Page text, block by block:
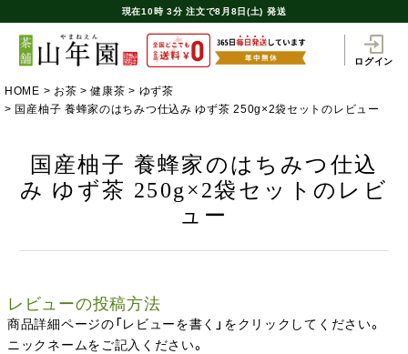
現在10時 3分 注文で8月8日(土) 発送
ログイン
HOME お茶 健康茶
ゆず茶
国産柚子 養蜂家のはちみつ仕込み ゆず茶 250g×2袋セットのレビュー
国産柚子 養蜂家のはちみつ仕込
み ゆず茶 250g×2袋セットのレビ
ュー
レビューの投稿方法
商品詳細ページの「レビューを書く」をクリックしてください。
ニックネームをご記入ください。